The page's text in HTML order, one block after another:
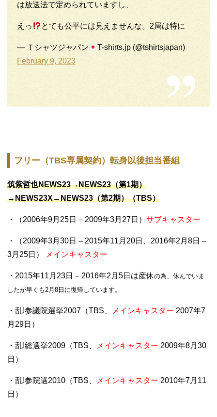
は放送法で定められていますし、
えっ とても公平には見えませんな。2局は特に
— Ｔシャツジャパン
T-shirts.jp (@tshirtsjapan)
February 9, 2023
フリー（TBS専属契約）転身以後担当番組
筑紫哲也NEWS23→NEWS23（第1期）
→NEWS23X→NEWS23（第2期）（TBS）
・（2006年9月25日 – 2009年3月27日） サブキャスター
・（2009年3月30日 – 2015年11月20日、2016年2月8日 –
3月25日）
メインキャスター
・2015年11月23日 – 2016年2月5日は産休の為、休んでいま
したが早くも2月8日に復帰しています。
・乱!参議院選挙2007（TBS、 メインキャスター 2007年7
月29日）
・乱!総選挙2009（TBS、 メインキャスター 2009年8月30
日）
・乱!参院選2010（TBS、 メインキャスター 2010年7月11
日）